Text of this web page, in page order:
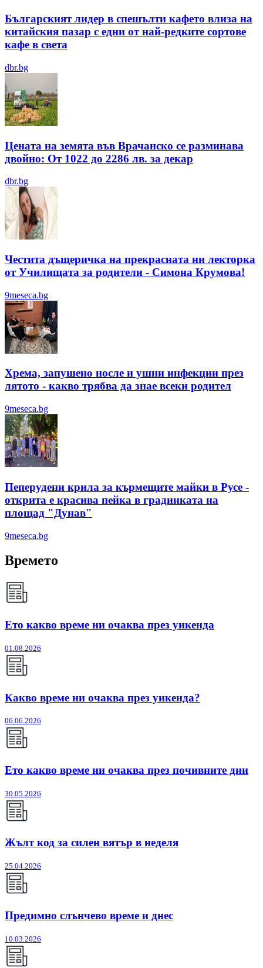
Българският лидер в спешълти кафето влиза на
китайския пазар с едни от най-редките сортове
кафе в света
dbr.bg
Цената на земята във Врачанско се разминава
двойно: От 1022 до 2286 лв. за декар
dbr.bg
Честита дъщеричка на прекрасната ни лекторка
от Училищата за родители - Симона Крумова!
9meseca.bg
Хрема, запушено носле и ушни инфекции през
лятотo - какво трябва да знае всеки родител
9meseca.bg
Пеперудени крила за кърмещите майки в Русе -
открита е красива пейка в градинката на
площад "Дунав"
9meseca.bg
Времето
Ето какво време ни очаква през уикенда
01.08.2026
Какво време ни очаква през уикенда?
06.06.2026
Ето какво време ни очаква през почивните дни
30.05.2026
Жълт код за силен вятър в неделя
25.04.2026
Предимно слънчево време и днес
10.03.2026